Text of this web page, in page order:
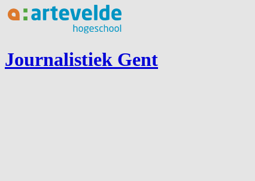
Ga naar inhoud
Journalistiek Gent